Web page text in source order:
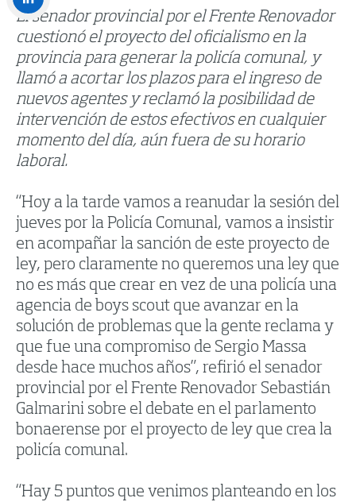
El senador provincial por el Frente Renovador
cuestionó el proyecto del oficialismo en la
provincia para generar la policía comunal, y
llamó a acortar los plazos para el ingreso de
nuevos agentes y reclamó la posibilidad de
intervención de estos efectivos en cualquier
momento del día, aún fuera de su horario
laboral.
“Hoy a la tarde vamos a reanudar la sesión del
jueves por la Policía Comunal, vamos a insistir
en acompañar la sanción de este proyecto de
ley, pero claramente no queremos una ley que
no es más que crear en vez de una policía una
agencia de boys scout que avanzar en la
solución de problemas que la gente reclama y
que fue una compromiso de Sergio Massa
desde hace muchos años”, refirió el senador
provincial por el Frente Renovador Sebastián
Galmarini sobre el debate en el parlamento
bonaerense por el proyecto de ley que crea la
policía comunal.
“Hay 5 puntos que venimos planteando en los
LinkedIn